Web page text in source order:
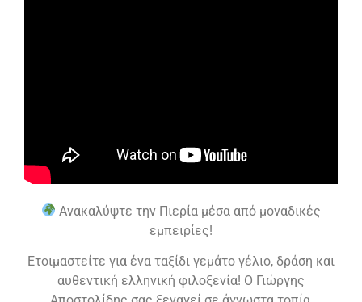
Ανακαλύψτε την Πιερία μέσα από μοναδικές
εμπειρίες!
Ετοιμαστείτε για ένα ταξίδι γεμάτο γέλιο, δράση και
αυθεντική ελληνική φιλοξενία! Ο Γιώργης